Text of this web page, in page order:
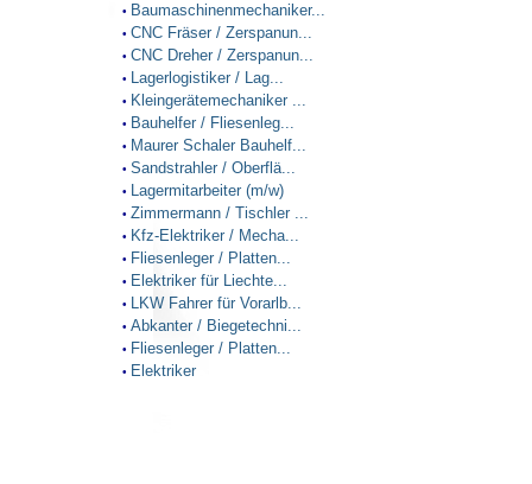
• Baumaschinenmechaniker...
• CNC Fräser / Zerspanun...
• CNC Dreher / Zerspanun...
• Lagerlogistiker / Lag...
• Kleingerätemechaniker ...
• Bauhelfer / Fliesenleg...
• Maurer Schaler Bauhelf...
• Sandstrahler / Oberflä...
• Lagermitarbeiter (m/w)
• Zimmermann / Tischler ...
• Kfz-Elektriker / Mecha...
• Fliesenleger / Platten...
• Elektriker für Liechte...
• LKW Fahrer für Vorarlb...
• Abkanter / Biegetechni...
• Fliesenleger / Platten...
• Elektriker